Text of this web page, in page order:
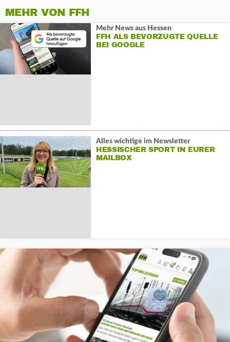
MEHR VON FFH
Mehr News aus Hessen
FFH ALS BEVORZUGTE QUELLE
BEI GOOGLE
Alles wichtige im Newsletter
HESSISCHER SPORT IN EURER
MAILBOX